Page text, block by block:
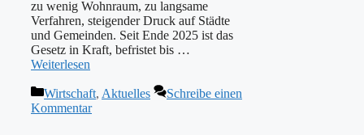
zu wenig Wohnraum, zu langsame
Verfahren, steigender Druck auf Städte
und Gemeinden. Seit Ende 2025 ist das
Gesetz in Kraft, befristet bis …
Weiterlesen
Kategorien
Wirtschaft, Aktuelles
Schreibe einen
Kommentar